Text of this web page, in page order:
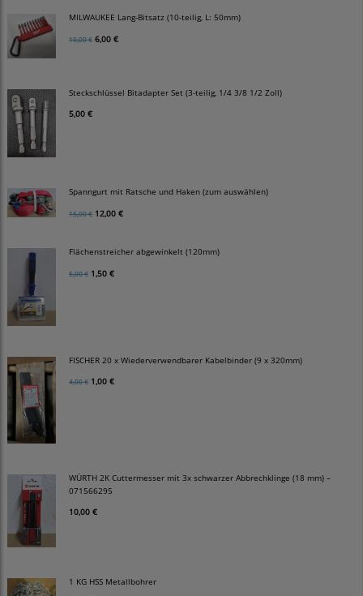
MILWAUKEE Lang-Bitsatz (10-teilig, L: 50mm)
10,00 € 6,00 €
Steckschlüssel Bitadapter Set (3-teilig, 1/4 3/8 1/2 Zoll)
5,00 €
Spanngurt mit Ratsche und Haken (zum auswählen)
15,00 € 12,00 €
Flächenstreicher abgewinkelt (120mm)
5,00 € 1,50 €
FISCHER 20 x Wiederverwendbarer Kabelbinder (9 x 320mm)
4,00 € 1,00 €
WÜRTH 2K Cuttermesser mit 3x schwarzer Abbrechklinge (18 mm) –
071566295
10,00 €
1 KG HSS Metallbohrer